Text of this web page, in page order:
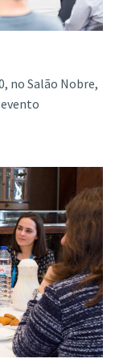
no Salão Nobre,